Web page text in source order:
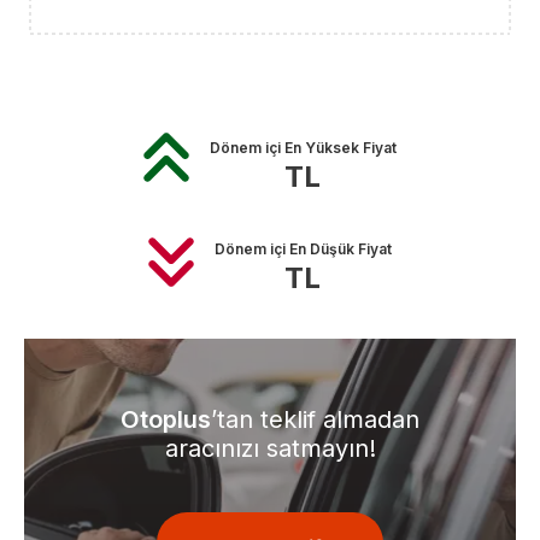
Dönem içi En Yüksek Fiyat
TL
Dönem içi En Düşük Fiyat
TL
Otoplus’tan teklif almadan
aracınızı satmayın!